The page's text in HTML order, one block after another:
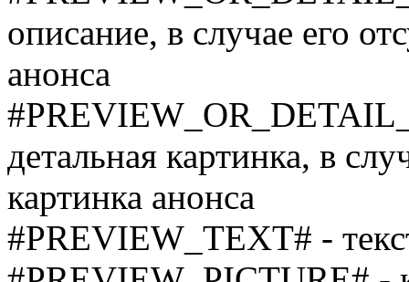
описание, в случае его
анонса
детальная картинка, в
картинка анонса
#PREVIEW_TEXT# -